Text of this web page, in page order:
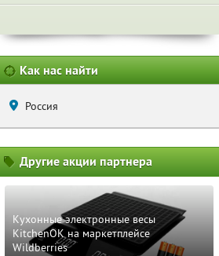
Как нас найти
Россия
Другие акции партнера
Кухонные электронные весы
KitchenOK на маркетплейсе
Wildberries